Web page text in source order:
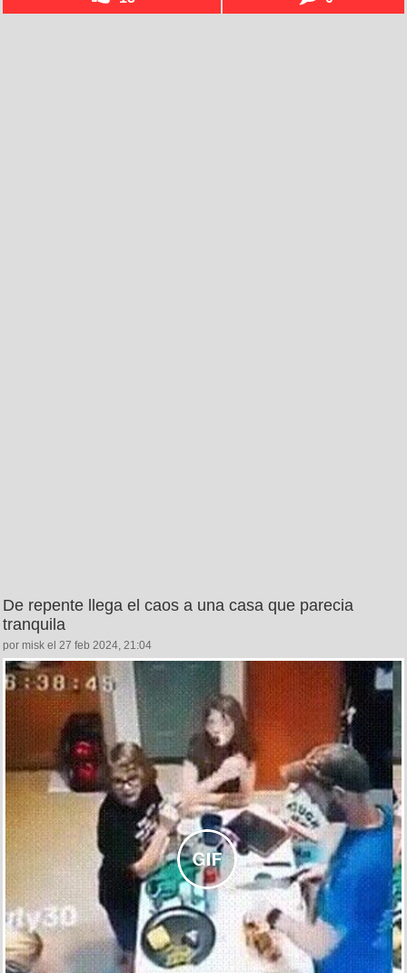
De repente llega el caos a una casa que parecia
tranquila
por misk el 27 feb 2024, 21:04